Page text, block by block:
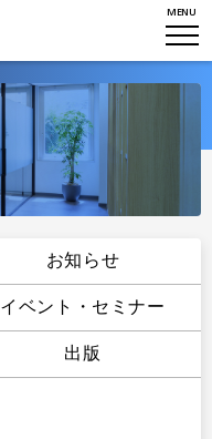
MENU
お知らせ
イベント・セミナー
出版